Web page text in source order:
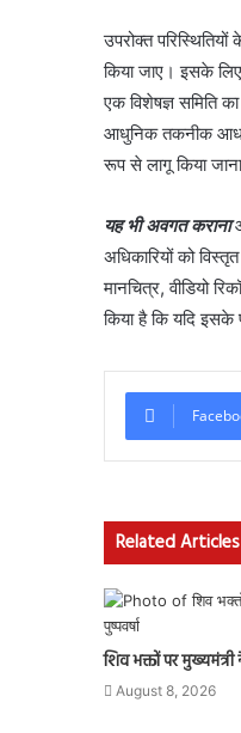
उपरोक्त
किया जाए। इसके लिए
एक विशेषज्ञ समिति
आधुनिक तकनीक
रूप से लागू किया
यह भी अवगत कराना
अधिकारियों को
मानचित्र, वीडियो
किया है कि यदि
Related Articles
शिव भक्तों पर मुख्यमंत्री
August 8, 2026